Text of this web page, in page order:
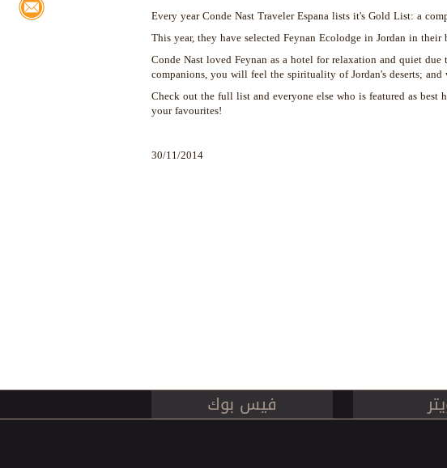
Every year Conde Nast Traveler Espana lists it's Gold List: a
This year, they have selected Feynan Ecolodge in Jordan in
Conde Nast loved Feynan as a hotel for relaxation and quiet
companions, you will feel the spirituality of Jordan's deserts; and
Check out the full list and everyone else who is featured as best
your favourites!
30/11/2014
فيس بوك